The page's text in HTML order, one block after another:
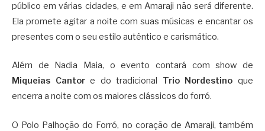
público em várias cidades, e em Amaraji não será diferente.
Ela promete agitar a noite com suas músicas e encantar os
presentes com o seu estilo autêntico e carismático.
Além de Nadia Maia, o evento contará com show de
Miqueias Cantore do tradicional Trio Nordestino que
encerra a noite com os maiores clássicos do forró.
O Polo Palhoção do Forró, no coração de Amaraji, também